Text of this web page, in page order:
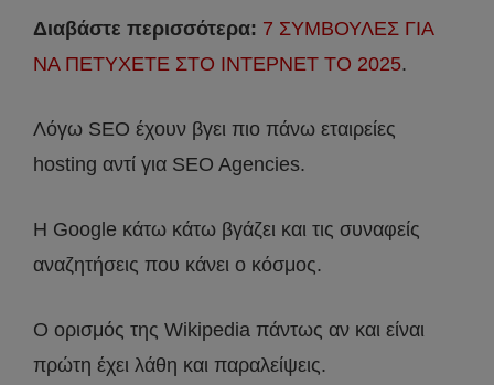
Διαβάστε περισσότερα: 7 ΣΥΜΒΟΥΛΕΣ ΓΙΑ
ΝΑ ΠΕΤΥΧΕΤΕ ΣΤΟ ΙΝΤΕΡΝΕΤ ΤΟ 2025.
Λόγω SEO έχουν βγει πιο πάνω εταιρείες
hosting αντί για SEO Agencies.
Η Google κάτω κάτω βγάζει και τις συναφείς
αναζητήσεις που κάνει ο κόσμος.
Ο ορισμός της Wikipedia πάντως αν και είναι
πρώτη έχει λάθη και παραλείψεις.